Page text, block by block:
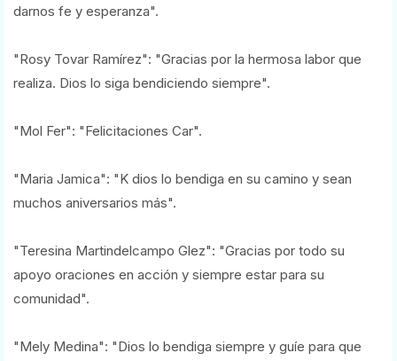
darnos fe y esperanza".
"Rosy Tovar Ramírez": "Gracias por la hermosa labor que
realiza. Dios lo siga bendiciendo siempre".
"Mol Fer": "Felicitaciones Car".
"Maria Jamica": "K dios lo bendiga en su camino y sean
muchos aniversarios más".
"Teresina Martindelcampo Glez": "Gracias por todo su
apoyo oraciones en acción y siempre estar para su
comunidad".
"Mely Medina": "Dios lo bendiga siempre y guíe para que